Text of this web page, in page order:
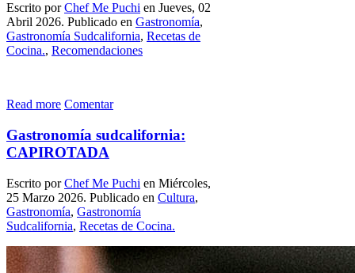
Escrito porChef Me Puchi en Jueves, 02
Abril 2026. Publicado en Gastronomía,
Gastronomía Sudcalifornia, Recetas de
Cocina., Recomendaciones
Read more Comentar
Gastronomía sudcalifornia:
CAPIROTADA
Escrito porChef Me Puchi en Miércoles,
25 Marzo 2026. Publicado en Cultura,
Gastronomía, Gastronomía
Sudcalifornia, Recetas de Cocina.